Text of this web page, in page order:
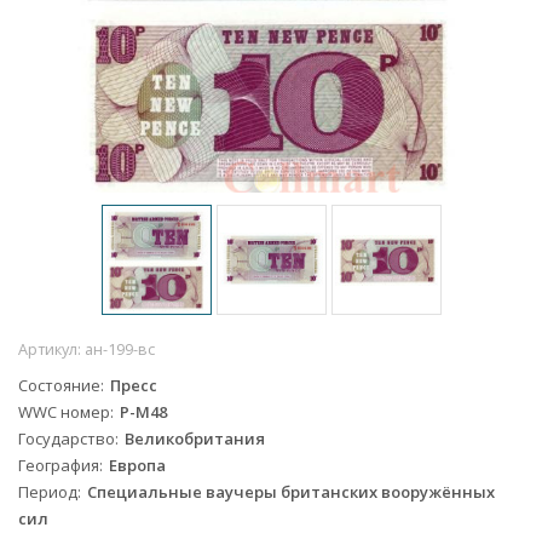
Артикул: ан-199-вс
Состояние Пресс
WWC номер Р-M48
Государство Великобритания
География Европа
Период Специальные ваучеры британских вооружённых
сил